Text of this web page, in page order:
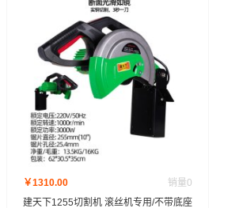
￥1310.00 销量0
建天下1255切割机 滚丝机专用/不带底座